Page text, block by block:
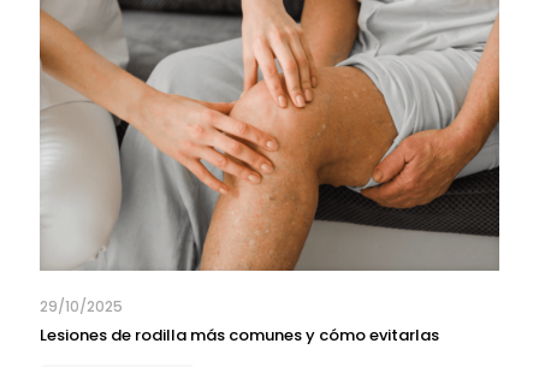
29/10/2025
Lesiones de rodilla más comunes y cómo evitarlas